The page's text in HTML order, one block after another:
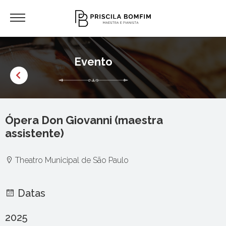
Evento
Ópera Don Giovanni (maestra
assistente)
Theatro Municipal de São Paulo
Datas
2025